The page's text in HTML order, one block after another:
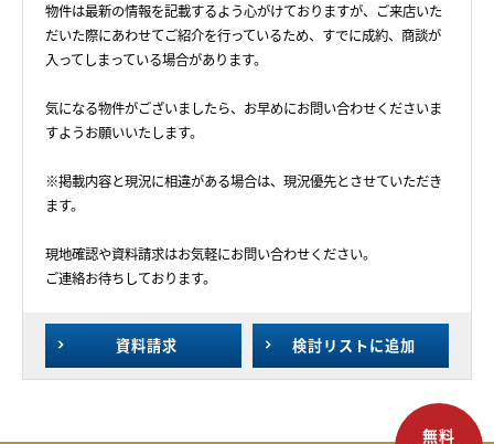
資料請求 検討リストに追加
物件は最新の情報を記載するよう心がけておりますが、ご来店いた
だいた際にあわせてご紹介を行っているため、すでに成約、商談が
入ってしまっている場合があります。
気になる物件がございましたら、お早めにお問い合わせくださいま
すようお願いいたします。
※掲載内容と現況に相違がある場合は、現況優先とさせていただき
ます。
現地確認や資料請求はお気軽にお問い合わせください。
ご連絡お待ちしております。